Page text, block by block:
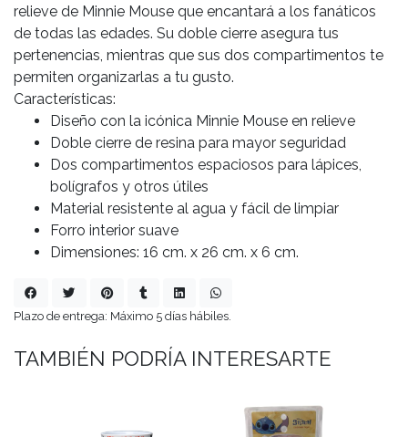
relieve de Minnie Mouse que encantará a los fanáticos
de todas las edades. Su doble cierre asegura tus
pertenencias, mientras que sus dos compartimentos te
permiten organizarlas a tu gusto.
Características:
Diseño con la icónica Minnie Mouse en relieve
Doble cierre de resina para mayor seguridad
Dos compartimentos espaciosos para lápices,
bolígrafos y otros útiles
Material resistente al agua y fácil de limpiar
Forro interior suave
Dimensiones: 16 cm. x 26 cm. x 6 cm.
Plazo de entrega: Máximo 5 días hábiles.
TAMBIÉN PODRÍA INTERESARTE